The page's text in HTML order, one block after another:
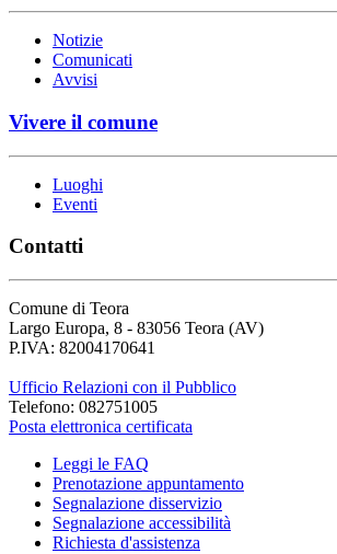
Notizie
Comunicati
Avvisi
Vivere il comune
Luoghi
Eventi
Contatti
Comune di Teora
Largo Europa, 8 - 83056 Teora (AV)
P.IVA: 82004170641
Ufficio Relazioni con il Pubblico
Telefono: 082751005
Posta elettronica certificata
Leggi le FAQ
Prenotazione appuntamento
Segnalazione disservizio
Segnalazione accessibilità
Richiesta d'assistenza